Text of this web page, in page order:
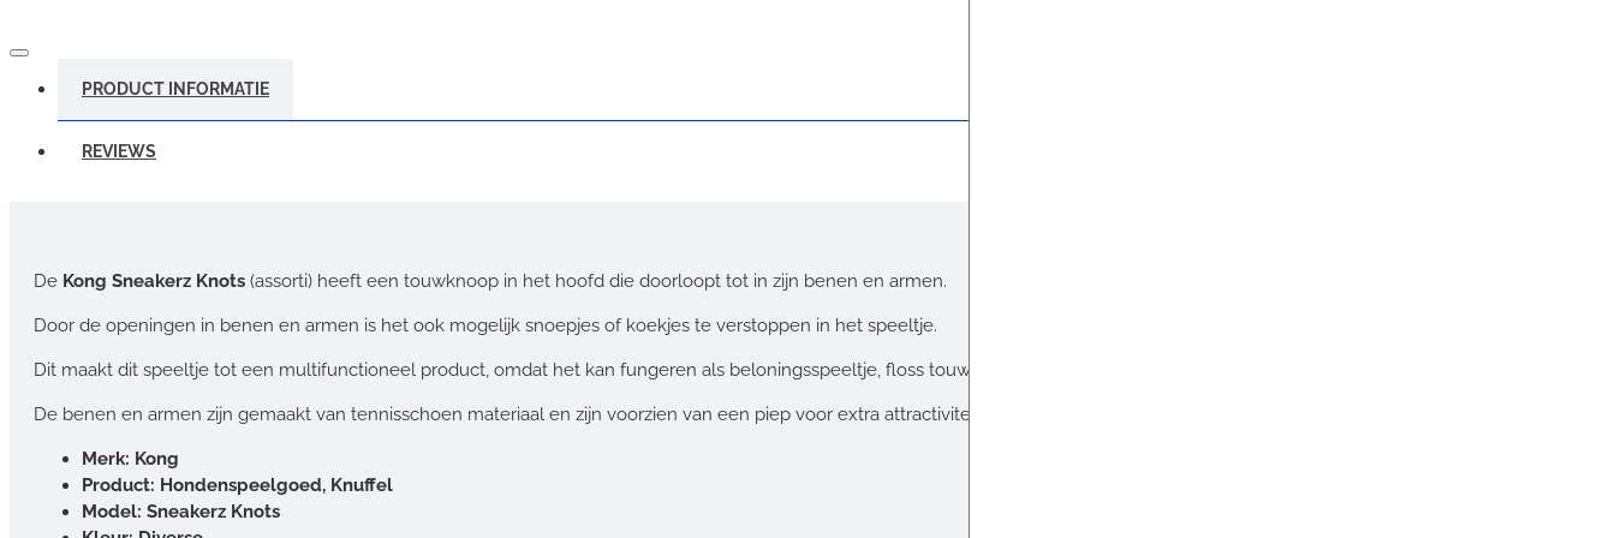
PRODUCT INFORMATIE
REVIEWS
De Kong Sneakerz Knots (assorti) heeft een touwknoop in het hoofd die doorloopt tot in zijn benen en armen.
Door de openingen in benen en armen is het ook mogelijk snoepjes of koekjes te verstoppen in het speeltje.
Dit maakt dit speeltje tot een multifunctioneel product, omdat het kan fungeren als beloningsspeeltje, floss touw en ook ideaal om trek spelletjes mee te spelen.
De benen en armen zijn gemaakt van tennisschoen materiaal en zijn voorzien van een piep voor extra attractiviteit.
Merk: Kong
Product: Hondenspeelgoed, Knuffel
Model: Sneakerz Knots